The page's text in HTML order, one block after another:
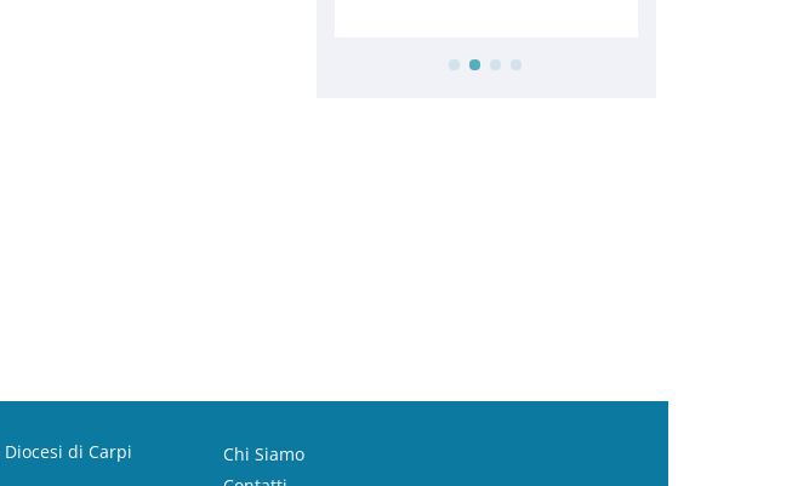
Diocesi di Carpi
Chi Siamo